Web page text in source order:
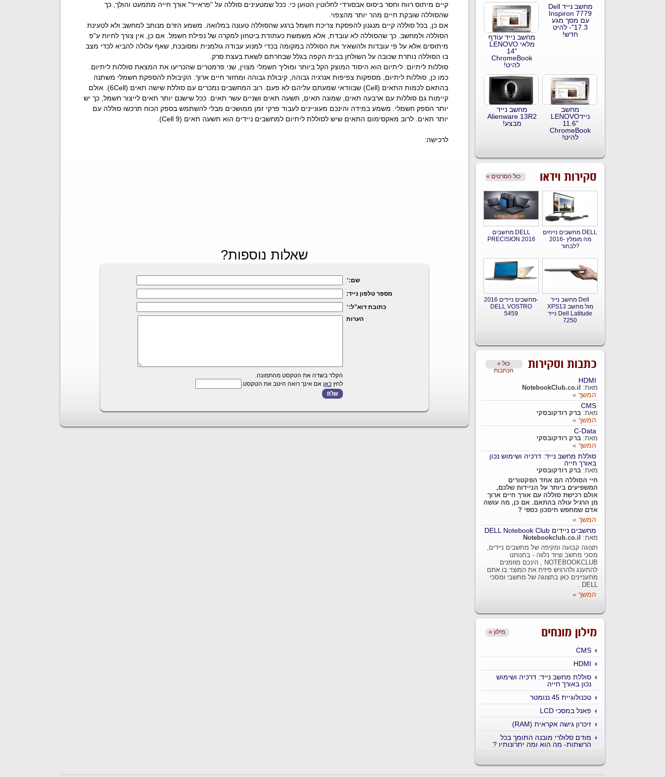
מחשב נייד Dell
Inspiron 7779
עם מסך מגע
17.3"- להיט
חדש!
מחשב נייד עודף
מלאי LENOVO
14"
ChromeBook
להיט!
מחשב
ניידLENOVO
11.6"
ChromeBook
להיט!
מחשב נייד
Alienware 13R2
מבצע!
« כול הסרטים סקירות וידאו
מחשבים DELL
PRECISION 2016
מחשבים נייחים DELL
2016- מה מומלץ
לבחור?
מחשבים ניידים 2016-
DELL VOSTRO
5459
מחשב נייד Dell
XPS13 מול מחשב
נייד Dell Latitude
7250
« כול
הכתבות
כתבות וסקירות
HDMI
מאת: NotebookClub.co.il
המשך »
CMS
מאת: ברק רודקובסקי
המשך »
C-Data
מאת: ברק רודקובסקי
המשך »
סוללת מחשב נייד: דרכיה ושימוש נכון
באורך חייה
מאת: ברק רודקובסקי
חיי הסוללה הם אחד הפקטורים
המשפיעים ביותר על הניידות שלכם,
אולם רכישת סוללה עם אורך חיים ארוך
מן הרגיל עולה בהתאם. אם כן, מה עושה
אדם שמחפש חיסכון כספי ?
המשך »
מחשבים ניידים DELL Notebook Club
מאת:
Notebookclub.co.il
תצוגה קבועה ומקיפה של מחשבים ניידים,
מסכי מחשב וציוד נלווה - בחנותנו
NOTEBOOKCLUB , הינכם מוזמנים
להתענג ולהרגיש פיזית את המוצר בו אתם
מתעניינים כאן בתצוגה של מחשבי ומסכי
DELL .
המשך »
« מילון מילון מונחים
CMS
HDMI
סוללת מחשב נייד: דרכיה ושימוש
נכון באורך חייה
טכנולוגיית 45 ננומטר
פאנל במסכי LCD
זיכרון גישה אקראית (RAM)
מודם סלולרי מובנה התומך בכל
הרשתות- מה הוא ומה יתרונותיו ?
קיים מיתוס רווח וחסר ביסוס אבסורדי לחלוטין הטוען כי: ככל שמטעינים סוללה על "פראייר" אורך חייה מתמעט והולך, כך
שהסוללה שובקת חיים מהר יותר מהצפוי.
אם כן, בכל סוללה קיים מנגנון להפסקת צריכת חשמל ברגע שהסוללה טעונה במלואה. משמע הזרם מנותב למחשב ולא לטעינת
הסוללה ולמחשב. כך שהסוללה לא עובדת, אלא משמשת כעתודת ביטחון למקרה של נפילת חשמל. אם כן, אין צורך לחיות ע"פ
מיתוסים אלא על פי עובדות ולהשאיר את הסוללה במקומה בכדי למנוע עבודה גולמנית ומסובכת, שאף עלולה להביא לכדי מצב
בו הסוללה נותרת שכובה על השולחן בבית הקפה בגלל שבחרתם לשאת בעצת סרק.
סוללות ליתיום: ליתיום הוא היסוד המוצק הקל ביותר ומוליך חשמלי מצוין, שני פרמטרים שהכריעו את המצאת סוללות ליתיום.
כמו כן, סוללות ליתיום, מספקות צפיפות אנרגיה גבוהה, קיבולת גבוהה ומחזור חיים ארוך. הקיבולת להספקת חשמלי משתנה
בהתאם לכמות התאים (Cell) שבוודאי שמעתם עליהם לא פעם. רוב המחשבים נמכרים עם סוללת שישה תאים (6Cell). אולם
קיימות גם סוללות עם ארבעה תאים, שמונה תאים, תשעה תאים ושניים עשר תאים. ככל שישנם יותר תאים לייצור חשמל, כך יש
יותר הספק חשמלי. משמע במידה והינכם מעוניינים לעבוד פרקי זמן ממושכים מבלי להשתמש בספק הכוח תרכשו סוללה עם
יותר תאים. לרוב מאקסימום התאים שיש לסוללת ליתיום למחשבים ניידים הוא תשעה תאים (9 Cell).
לרכישה:
שאלות נוספות?
שם:*
מספר טלפון נייד:
כתובת דוא"ל:*
הערות
הקלד בשדה את הטקסט מהתמונה.
לחץ כאן אם אינך רואה היטב את הטקסט.